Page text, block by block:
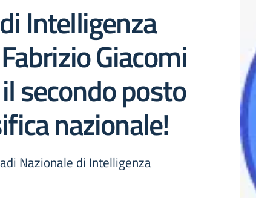
Intelligenza
Giacomi
secondo posto
nazionale!
Nazionale di Intelligenza